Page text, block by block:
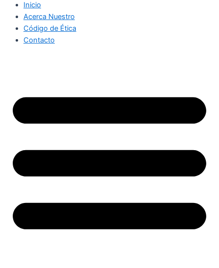
Inicio
Acerca Nuestro
Código de Ética
Contacto